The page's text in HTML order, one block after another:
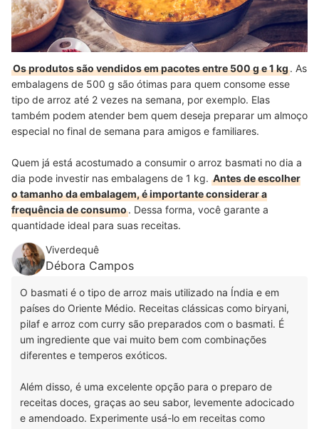
Os produtos são vendidos em pacotes entre 500 g e 1 kg. As
embalagens de 500 g são ótimas para quem consome esse
tipo de arroz até 2 vezes na semana, por exemplo. Elas
também podem atender bem quem deseja preparar um almoço
especial no final de semana para amigos e familiares.
Quem já está acostumado a consumir o arroz basmati no dia a
dia pode investir nas embalagens de 1 kg. Antes de escolher
o tamanho da embalagem, é importante considerar a
frequência de consumo. Dessa forma, você garante a
quantidade ideal para suas receitas.
Viverdequê
Débora Campos
O basmati é o tipo de arroz mais utilizado na Índia e em
países do Oriente Médio. Receitas clássicas como biryani,
pilaf e arroz com curry são preparados com o basmati. É
um ingrediente que vai muito bem com combinações
diferentes e temperos exóticos.
Além disso, é uma excelente opção para o preparo de
receitas doces, graças ao seu sabor, levemente adocicado
e amendoado. Experimente usá-lo em receitas como